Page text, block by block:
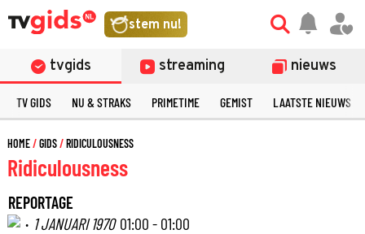
stem nu!
tvgids streaming nieuws
TV GIDS NU & STRAKS PRIMETIME GEMIST LAATSTE NIEUWS
HOME GIDS RIDICULOUSNESS
Ridiculousness
REPORTAGE
· 1 JANUARI 1970 01:00 - 01:00